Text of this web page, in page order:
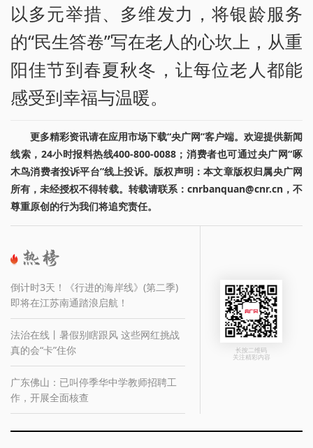
以多元举措、多维发力，将银龄服务
的“民生答卷”写在老人的心坎上，从重
阳佳节到春夏秋冬，让每位老人都能
感受到幸福与温暖。
更多精彩资讯请在应用市场下载“央广网”客户端。欢迎提供新闻
线索，24小时报料热线400-800-0088；消费者也可通过央广网“啄
木鸟消费者投诉平台”线上投诉。版权声明：本文章版权归属央广网
所有，未经授权不得转载。转载请联系：cnrbanquan@cnr.cn，不
尊重原创的行为我们将追究责任。
倒计时3天！《行进的海岸线》(第二季)
即将在江苏南通踏浪启航！
法治在线丨暑假别瞎跟风 这些网红挑战
真的会“卡”住你
广东佛山：已叫停季华中学教师招聘工
作，开展全面核查
长按二维码
关注精彩内容